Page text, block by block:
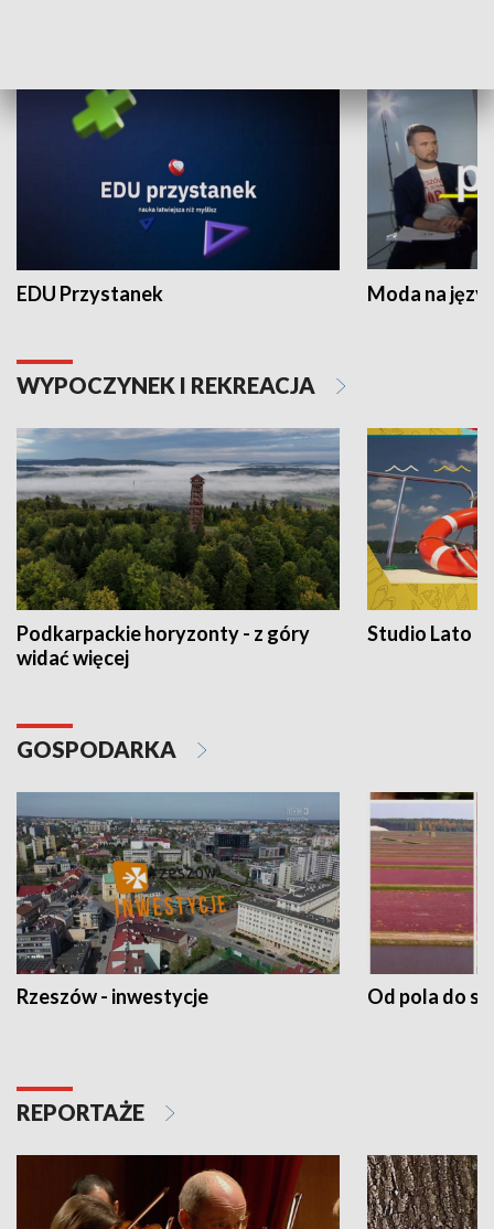
EDU Przystanek Moda na
WYPOCZYNEK I REKREACJA
Podkarpackie horyzonty - z góry
widać więcej
Studio Lato
GOSPODARKA
Rzeszów - inwestycje Od pola do
REPORTAŻE